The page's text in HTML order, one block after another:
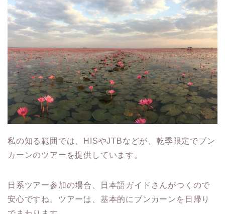
私の知る範囲では、HISやJTBなどが、乾季限定でブン
カーンのツアーを提供しています。
日系ツアー参加の場合、日本語ガイドさんがつくので
安心ですね。ツアーは、基本的にブンカーンを日帰り